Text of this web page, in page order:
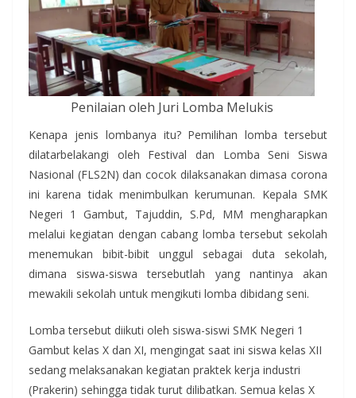
Penilaian oleh Juri Lomba Melukis
Kenapa jenis lombanya itu? Pemilihan lomba tersebut
dilatarbelakangi oleh Festival dan Lomba Seni Siswa
Nasional (FLS2N) dan cocok dilaksanakan dimasa corona
ini karena tidak menimbulkan kerumunan. Kepala SMK
Negeri 1 Gambut, Tajuddin, S.Pd, MM mengharapkan
melalui kegiatan dengan cabang lomba tersebut sekolah
menemukan bibit-bibit unggul sebagai duta sekolah,
dimana siswa-siswa tersebutlah yang nantinya akan
mewakili sekolah untuk mengikuti lomba dibidang seni.
Lomba tersebut diikuti oleh siswa-siswi SMK Negeri 1
Gambut kelas X dan XI, mengingat saat ini siswa kelas XII
sedang melaksanakan kegiatan praktek kerja industri
(Prakerin) sehingga tidak turut dilibatkan. Semua kelas X